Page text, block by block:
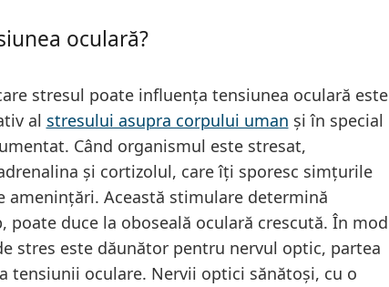
oculară?
stresul poate influența tensiunea oculară este
al stresului asupra corpului uman și în special
Când organismul este stresat,
și cortizolul, care îți sporesc simțurile
amenințări. Această stimulare determină
duce la oboseală oculară crescută. În mod
stres este dăunător pentru nervul optic, partea
tensiunii oculare. Nervii optici sănătoși, cu o